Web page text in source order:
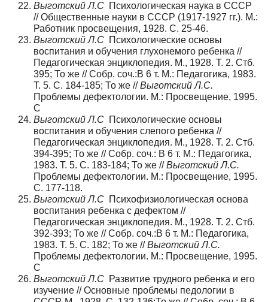
Выготский Л.С Психологическая наука в СССР
// Общественные науки в СССР (1917-1927 гг.). М.:
Работник просвещения, 1928. С. 25-46.
Выготский Л.С Психологические основы
воспитания и обучения глухонемого ребенка //
Педагогическая энциклопедия. М., 1928. Т. 2. Стб.
395; То же // Собр. соч.:В 6 т. М.: Педагогика, 1983.
Т. 5. С. 184-185; То же //Выготский Л.С.
Проблемы дефектологии. М.: Просвещение, 1995.
С
Выготский Л.С Психологические основы
воспитания и обучения слепого ребенка //
Педагогическая энциклопедия. М., 1928. Т. 2. Стб.
394-395; То же // Собр. соч.: В 6 т. М.: Педагогика,
1983. Т. 5. С. 183-184; То же //Выготский Л.С.
Проблемы дефектологии. М.: Просвещение, 1995.
С. 177-118.
Выготский Л.С Психофизиологическая основа
воспитания ребенка с дефектом //
Педагогическая энциклопедия. М., 1928. Т. 2. Стб.
392-393; То же // Собр. соч.:В 6 т. М.: Педагогика,
1983. Т. 5. С. 182; То же //Выготский Л.С.
Проблемы дефектологии. М.: Просвещение, 1995.
С
Выготский Л.С Развитие трудного ребенка и его
изучение // Основные проблемы педологии в